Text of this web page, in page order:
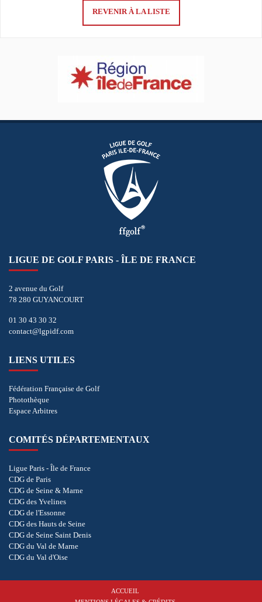
REVENIR À LA LISTE
LIGUE DE GOLF PARIS - ÎLE DE FRANCE
2 avenue du Golf
78 280 GUYANCOURT
01 30 43 30 32
contact@lgpidf.com
LIENS UTILES
Fédération Française de Golf
Photothèque
Espace Arbitres
COMITÉS DÉPARTEMENTAUX
Ligue Paris - Île de France
CDG de Paris
CDG de Seine & Marne
CDG des Yvelines
CDG de l'Essonne
CDG des Hauts de Seine
CDG de Seine Saint Denis
CDG du Val de Marne
CDG du Val d'Oise
ACCUEIL